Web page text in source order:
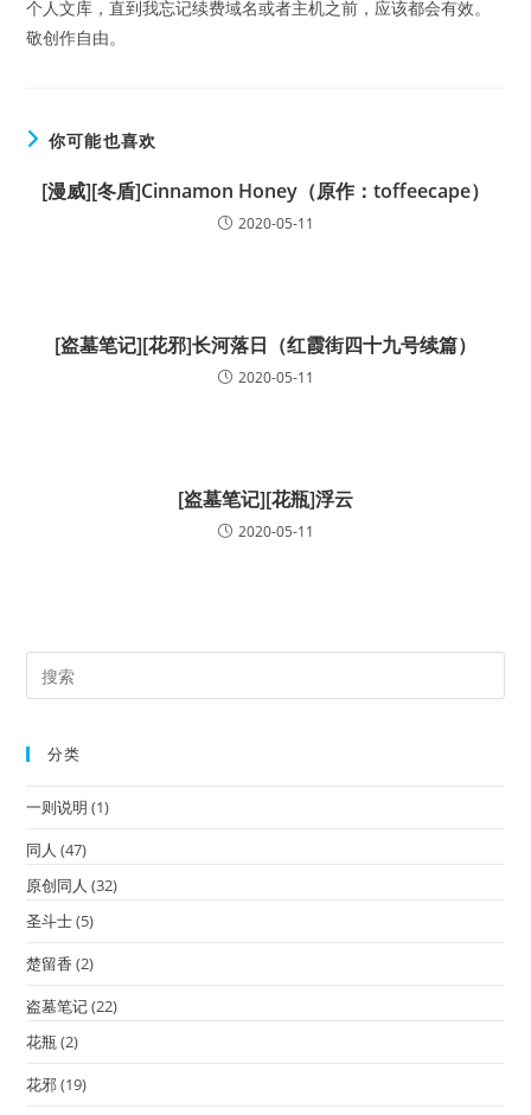
个人文库，直到我忘记续费域名或者主机之前，应该都会有效。
敬创作自由。
你可能也喜欢
[漫威][冬盾]Cinnamon Honey（原作：toffeecape）
2020-05-11
[盗墓笔记][花邪]长河落日（红霞街四十九号续篇）
2020-05-11
[盗墓笔记][花瓶]浮云
2020-05-11
分类
一则说明 (1)
同人 (47)
原创同人 (32)
圣斗士(5)
楚留香 (2)
盗墓笔记(22)
花瓶(2)
花邪(19)